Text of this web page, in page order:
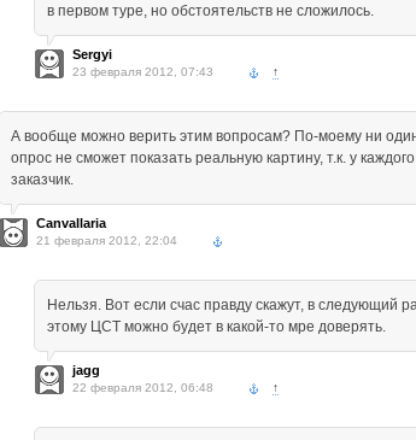
в первом туре, но обстоятельств не сложилось.
Sergyi
23 февраля 2012, 07:43 ↑
А вообще можно верить этим вопросам? По-моему ни
опрос не сможет показать реальную картину, т.к. у
заказчик.
Canvallaria
21 февраля 2012, 22:04
Нельзя. Вот если счас правду скажут, в следующий
этому ЦСТ можно будет в какой-то мре доверять.
jagg
22 февраля 2012, 06:48 ↑